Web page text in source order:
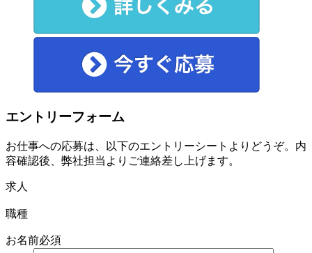
エントリーフォーム
お仕事への応募は、以下のエントリーシートよりどうぞ。内
容確認後、弊社担当よりご連絡差し上げます。
求人
職種
お名前必須